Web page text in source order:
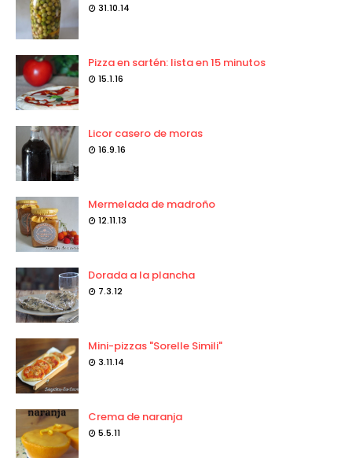
31.10.14
Pizza en sartén: lista en 15 minutos
15.1.16
Licor casero de moras
16.9.16
Mermelada de madroño
12.11.13
Dorada a la plancha
7.3.12
Mini-pizzas "Sorelle Simili"
3.11.14
Crema de naranja
5.5.11